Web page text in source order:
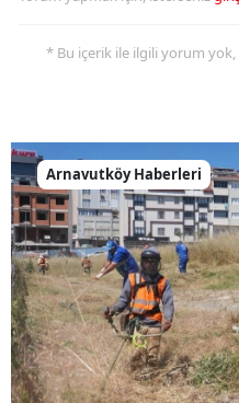
* Bu içerik ile ilgili yorum yok,
Arnavutköy Haberleri